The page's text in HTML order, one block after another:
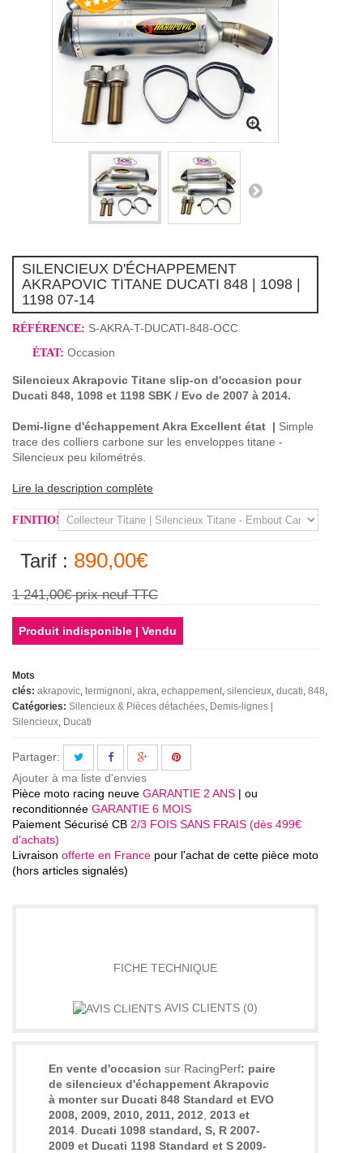
SILENCIEUX D'ÉCHAPPEMENT
AKRAPOVIC TITANE DUCATI 848 | 1098 |
1198 07-14
RÉFÉRENCE: S-AKRA-T-DUCATI-848-OCC
ÉTAT: Occasion
Silencieux Akrapovic Titane slip-on d'occasion pour
Ducati 848, 1098 et 1198 SBK / Evo de 2007 à 2014.
Demi-ligne d'échappement Akra Excellent état | Simple
trace des colliers carbone sur les enveloppes titane -
Silencieux peu kilométrés.
Lire la description complète
FINITION
Tarif : 890,00€
1 241,00€prix neuf TTC
Produit indisponible | Vendu
Mots
clés: akrapovic termignoni akra echappement silencieux ducati 848
Catégories: Silencieux & Pièces détachées Demis-lignes |
Silencieux Ducati
Partager:
Ajouter à ma liste d'envies
Pièce moto racing neuve GARANTIE 2 ANS | ou
reconditionnée GARANTIE 6 MOIS
Paiement Sécurisé CB 2/3 FOIS SANS FRAIS (dès 499€
d'achats)
Livraison offerte en France pour l'achat de cette pièce moto
(hors articles signalés)
FICHE TECHNIQUE
AVIS CLIENTS (0)
En vente d'occasion sur RacingPerf: paire
de silencieux d'échappement Akrapovic
à monter sur Ducati 848 Standard et EVO
2008, 2009, 2010, 2011, 2012 2013 et
2014 Ducati 1098 standard, S, R 2007-
2009 et Ducati 1198 Standard et S 2009-